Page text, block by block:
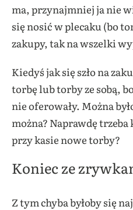
ma, przynajmniej ja nie
się nosić w plecaku (bo
zakupy, tak na wszelki
Kiedyś jak się szło na
torbę lub torby ze sobą,
nie oferowały. Można
można? Naprawdę
przy kasie nowe torby?
Koniec ze
Z tym chyba byłoby się